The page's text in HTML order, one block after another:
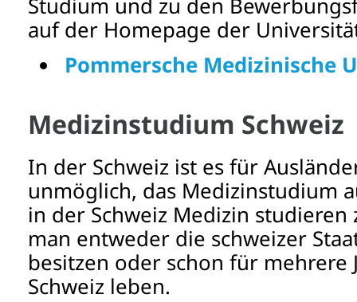
auf der Homepage der
Pommersche Medizinische
Medizinstudium Schweiz
In der Schweiz ist es für
unmöglich, das Medizinstudium
in der Schweiz Medizin studieren
man entweder die schweizer
besitzen oder schon für mehrere
Schweiz leben.